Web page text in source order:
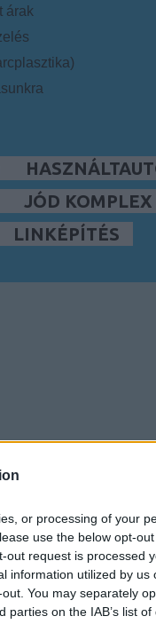
or processing of your
use the below opt-
out request is processed
information utilized by us
You may separately
on the IAB’s list of
árak
JÓD KOMPLEX
LINKÉPÍTÉS